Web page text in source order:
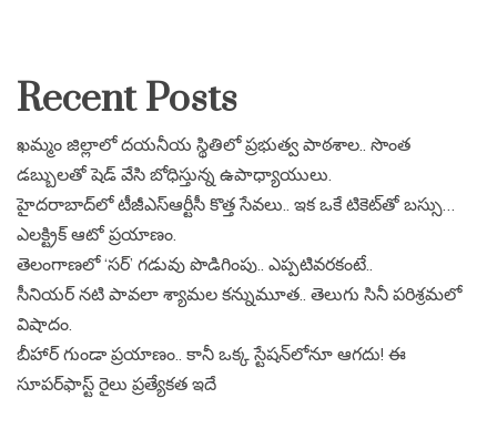
Recent Posts
ఖమ్మం జిల్లాలో దయనీయ స్థితిలో ప్రభుత్వ పాఠశాల.. సొంత
డబ్బులతో షెడ్ వేసి బోధిస్తున్న ఉపాధ్యాయులు.
హైదరాబాద్‌లో టీజీఎస్‌ఆర్టీసీ కొత్త సేవలు.. ఇక ఒకే టికెట్‌తో బస్సు…
ఎలక్ట్రిక్ ఆటో ప్రయాణం.
తెలంగాణలో ‘సర్’ గడువు పొడిగింపు.. ఎప్పటివరకంటే..
సీనియర్ నటి పావలా శ్యామల కన్నుమూత.. తెలుగు సినీ పరిశ్రమలో
విషాదం.
బీహార్ గుండా ప్రయాణం.. కానీ ఒక్క స్టేషన్‌లోనూ ఆగదు! ఈ
సూపర్‌ఫాస్ట్ రైలు ప్రత్యేకత ఇదే